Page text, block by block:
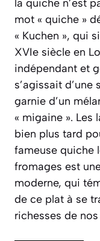
la quiche n’est
mot « quiche »
« Kuchen », qui
XVIe siècle en
indépendant et
s’agissait
garnie d’un
« migaine ». Les
bien plus tard
fameuse quiche
fromages est
moderne, qui
de ce plat à se
richesses de